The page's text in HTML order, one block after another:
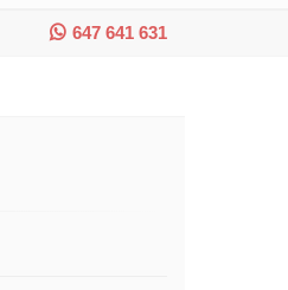
647 641 631